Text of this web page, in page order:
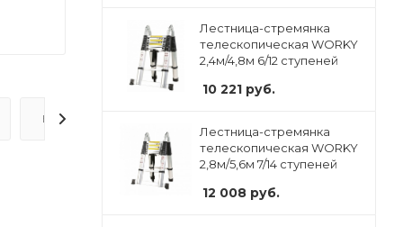
ВОПРОС-ОТВЕТ
Лестница-стремянка
телескопическая WORKY
2,4м/4,8м 6/12 ступеней
10 221 руб.
Лестница-стремянка
телескопическая WORKY
2,8м/5,6м 7/14 ступеней
12 008 руб.